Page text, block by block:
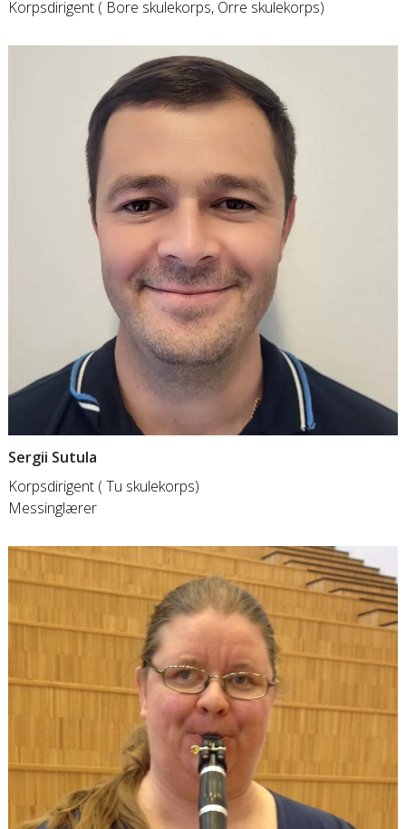
Korpsdirigent ( Bore skulekorps, Orre skulekorps)
Sergii Sutula
Korpsdirigent ( Tu skulekorps)
Messinglærer